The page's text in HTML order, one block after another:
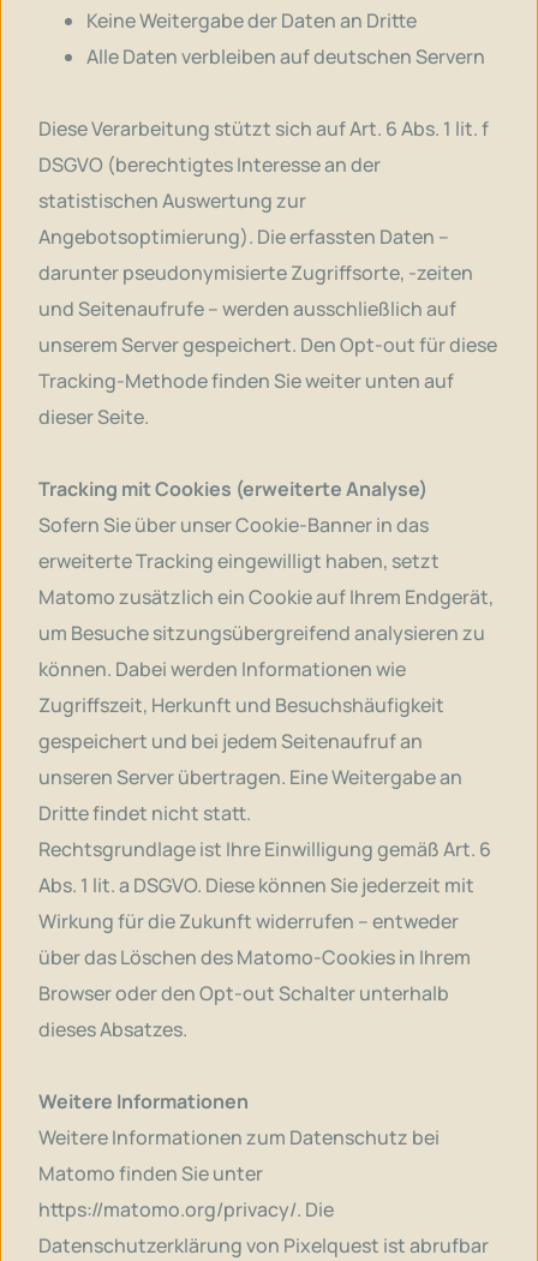
Keine Weitergabe der Daten an Dritte
Alle Daten verbleiben auf deutschen Servern
Diese Verarbeitung stützt sich auf Art. 6 Abs. 1 lit. f
DSGVO (berechtigtes Interesse an der
statistischen Auswertung zur
Angebotsoptimierung). Die erfassten Daten –
darunter pseudonymisierte Zugriffsorte, -zeiten
und Seitenaufrufe – werden ausschließlich auf
unserem Server gespeichert. Den Opt-out für diese
Tracking-Methode finden Sie weiter unten auf
dieser Seite.
Tracking mit Cookies (erweiterte Analyse)
Sofern Sie über unser Cookie-Banner in das
erweiterte Tracking eingewilligt haben, setzt
Matomo zusätzlich ein Cookie auf Ihrem Endgerät,
um Besuche sitzungsübergreifend analysieren zu
können. Dabei werden Informationen wie
Zugriffszeit, Herkunft und Besuchshäufigkeit
gespeichert und bei jedem Seitenaufruf an
unseren Server übertragen. Eine Weitergabe an
Dritte findet nicht statt.
Rechtsgrundlage ist Ihre Einwilligung gemäß Art. 6
Abs. 1 lit. a DSGVO. Diese können Sie jederzeit mit
Wirkung für die Zukunft widerrufen – entweder
über das Löschen des Matomo-Cookies in Ihrem
Browser oder den Opt-out Schalter unterhalb
dieses Absatzes.
Weitere Informationen
Weitere Informationen zum Datenschutz bei
Matomo finden Sie unter
https://matomo.org/privacy/. Die
Datenschutzerklärung von Pixelquest ist abrufbar